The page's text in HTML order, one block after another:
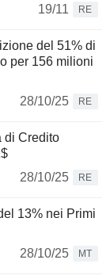
19/11
RE
del 51% di
per 156 milioni
28/10/25
RE
di Credito
28/10/25
RE
13% nei Primi
28/10/25
MT